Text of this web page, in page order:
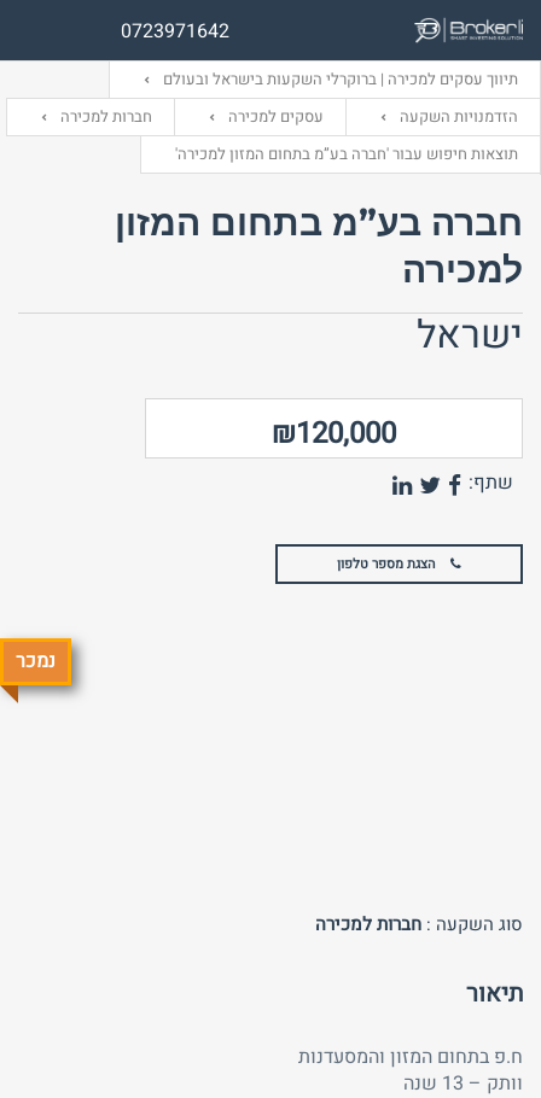
0723971642
שם משתמש (אנגלית)
סיסמה
שם משתמש (אנגלית)
אימייל
תיווך עסקים למכירה | ברוקרלי השקעות בישראל ובעולם
הזדמנויות השקעה
עסקים למכירה
חברות למכירה
תוצאות חיפוש עבור 'חברה בע”מ בתחום המזון למכירה'
חברה בע”מ בתחום המזון
למכירה
ישראל
₪120,000
שתף:
הצגת מספר טלפון
נמכר
סוג השקעה : חברות למכירה
תיאור
ח.פ בתחום המזון והמסעדנות
וותק – 13 שנה